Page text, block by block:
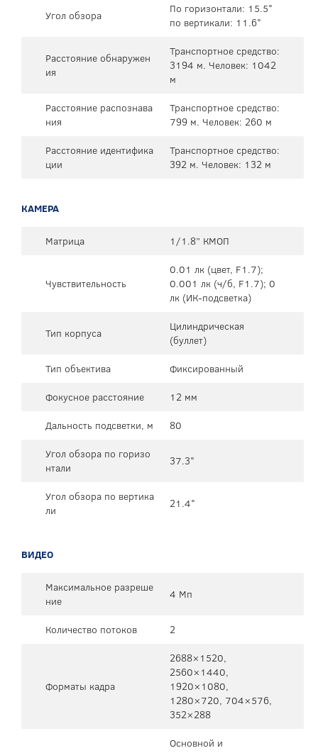
Угол обзора
По горизонтали: 15.5°
по вертикали: 11.6°
Расстояние обнаружен
ия
Транспортное средство:
3194 м. Человек: 1042
м
Расстояние распознава
ния
Транспортное средство:
799 м. Человек: 260 м
Расстояние идентифика
ции
Транспортное средство:
392 м. Человек: 132 м
КАМЕРА
Матрица 1/1.8” КМОП
Чувствительность
0.01 лк (цвет, F1.7);
0.001 лк (ч/б, F1.7); 0
лк (ИК-подсветка)
Тип корпуса
Цилиндрическая
(буллет)
Тип объектива
Фиксированный
Фокусное расстояние
12 мм
Дальность подсветки, м
80
Угол обзора по горизо
нтали
37.3°
Угол обзора по вертика
ли
21.4°
ВИДЕО
Максимальное разреше
ние
4 Мп
Количество потоков 2
Форматы кадра
2688×1520,
2560×1440,
1920×1080,
1280×720, 704×576,
352×288
Основной и